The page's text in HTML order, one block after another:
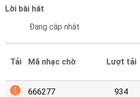
Sĩ
Dẫn
Lời bài hát
Đang cập nhật
Tải Mã nhạc chờ Lượt tải
666277 934